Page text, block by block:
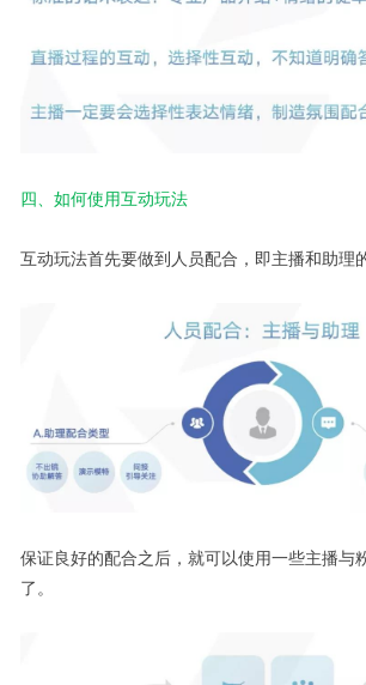
四、如何使用互动玩法
互动玩法首先要做到人员配合，即主播和助理
保证良好的配合之后，就可以使用一些主播与
了。